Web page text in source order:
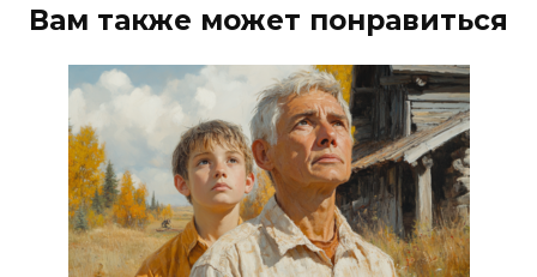
Вам также может понравиться